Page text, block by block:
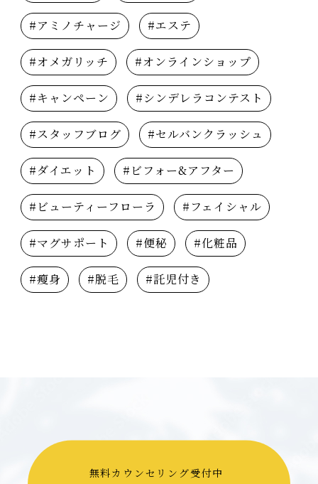
#アミノチャージ #エステ
#オメガリッチ #オンラインショップ
#キャンペーン #シンデレラコンテスト
#スタッフブログ #セルバンクラッシュ
#ダイエット #ビフォー&アフター
#ビューティーフローラ #フェイシャル
#マグサポート #便秘 #化粧品
#瘦身 #脱毛 #託児付き
無料カウンセリング受付中